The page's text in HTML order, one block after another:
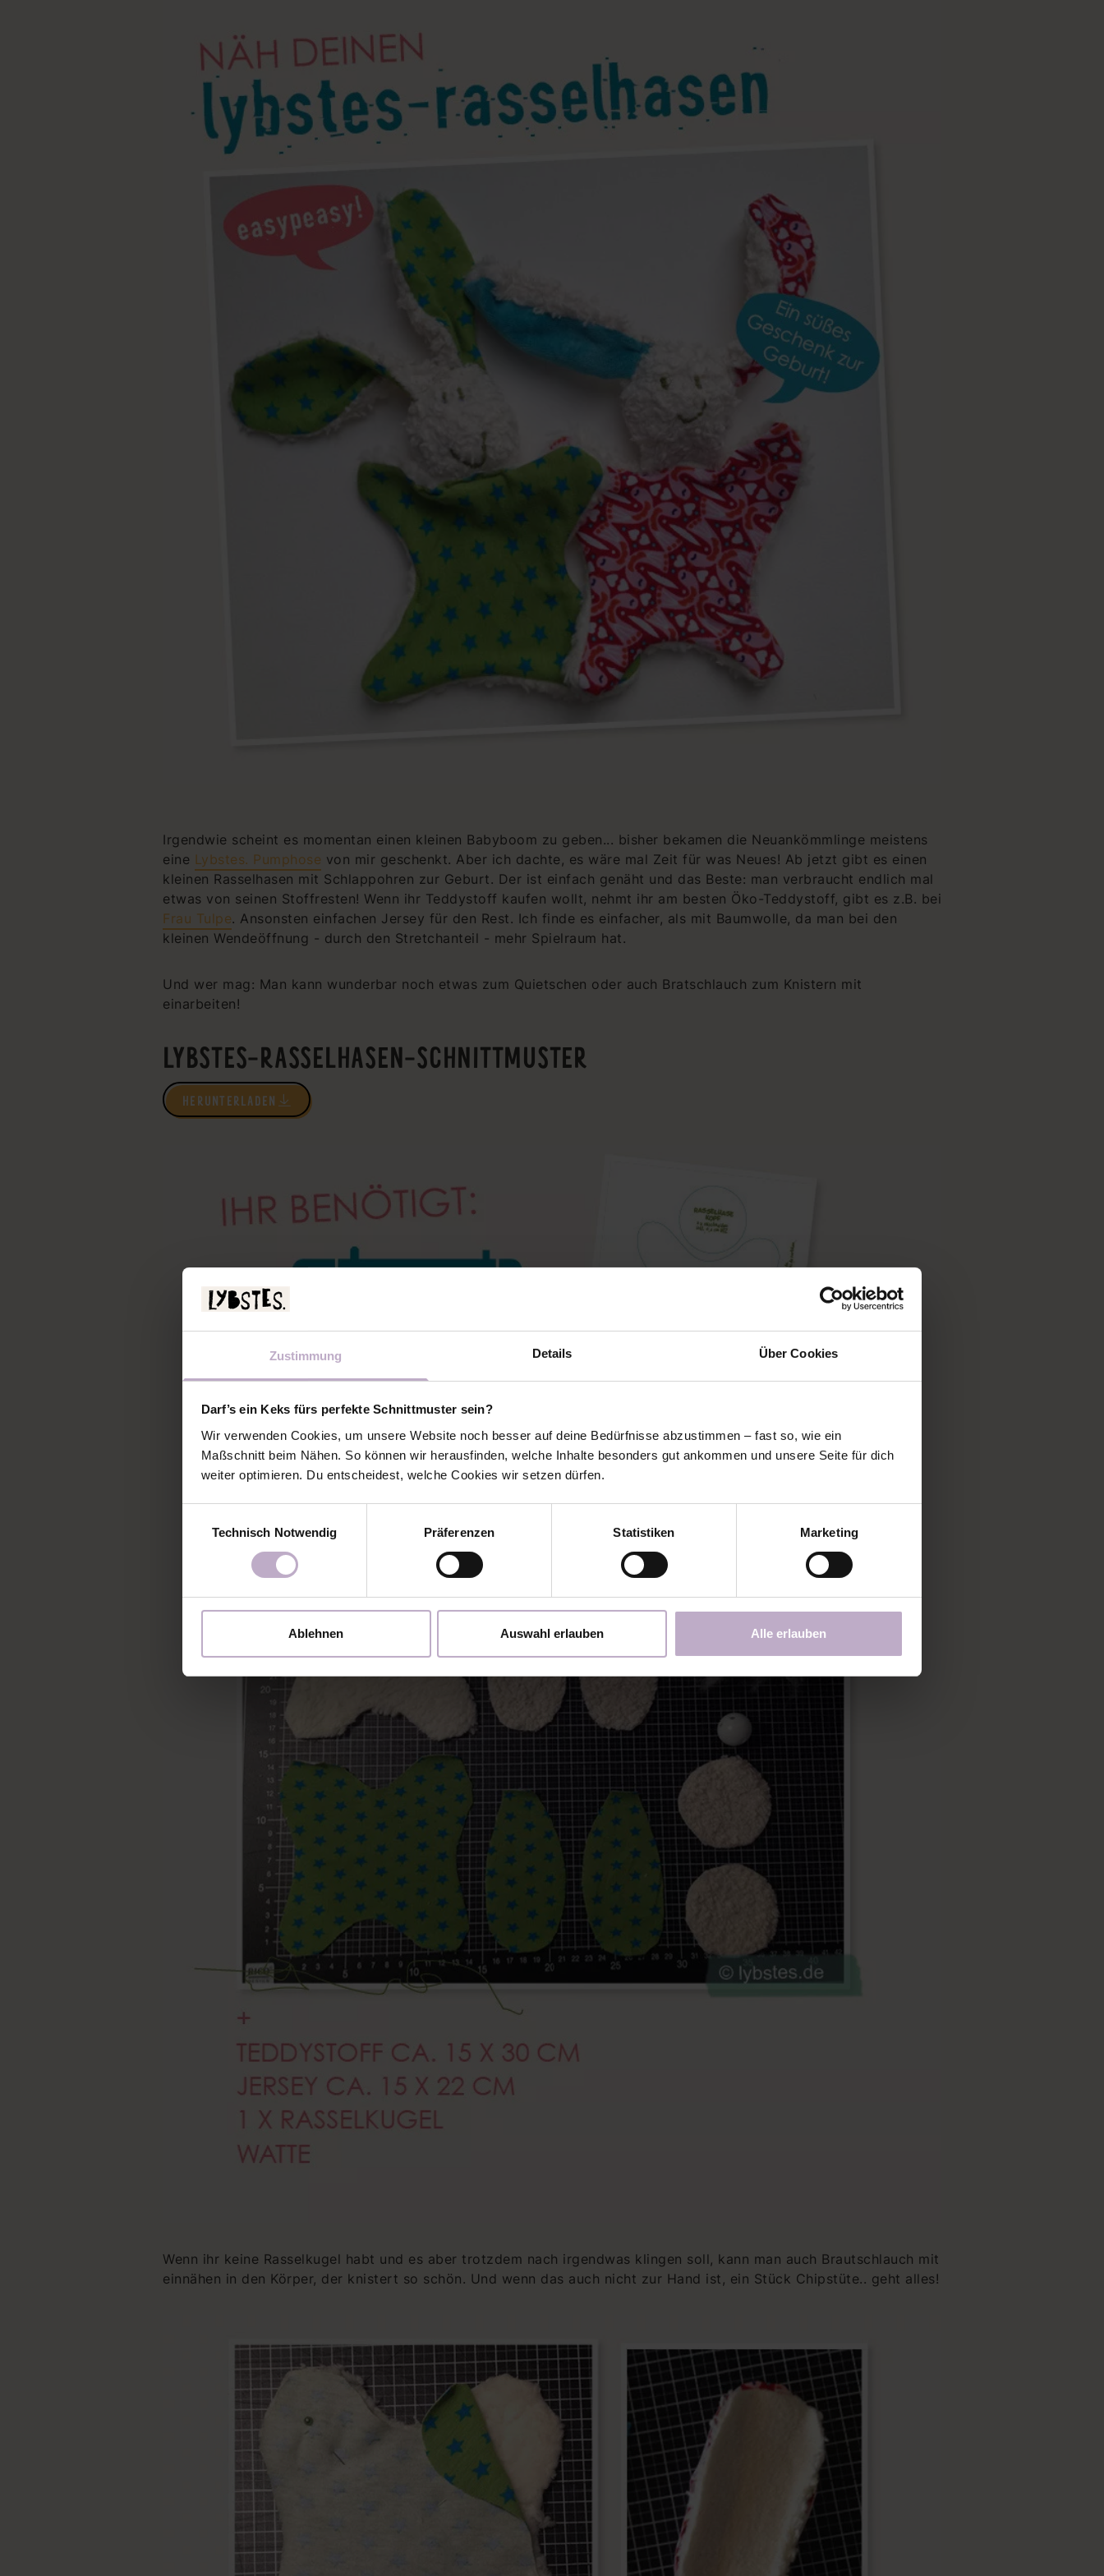
Zustimmung Details Über Cookies
Darf’s ein Keks fürs perfekte Schnittmuster sein?
Wir verwenden Cookies, um unsere Website noch besser auf deine Bedürfnisse abzustimmen – fast so, wie ein
Maßschnitt beim Nähen. So können wir herausfinden, welche Inhalte besonders gut ankommen und unsere Seite für dich
weiter optimieren. Du entscheidest, welche Cookies wir setzen dürfen.
Technisch Notwendig
Präferenzen Statistiken Marketing
Ablehnen Auswahl erlauben Alle erlauben
Irgendwie scheint es momentan einen kleinen Babyboom zu geben... bisher bekamen die Neuankömmlinge meistens
eine Lybstes. Pumphose von mir geschenkt. Aber ich dachte, es wäre mal Zeit für was Neues! Ab jetzt gibt es einen
kleinen Rasselhasen mit Schlappohren zur Geburt. Der ist einfach genäht und das Beste: man verbraucht endlich mal
etwas von seinen Stoffresten! Wenn ihr Teddystoff kaufen wollt, nehmt ihr am besten Öko-Teddystoff, gibt es z.B. bei
Frau Tulpe. Ansonsten einfachen Jersey für den Rest. Ich finde es einfacher, als mit Baumwolle, da man bei den
kleinen Wendeöffnung - durch den Stretchanteil - mehr Spielraum hat.
Und wer mag: Man kann wunderbar noch etwas zum Quietschen oder auch Bratschlauch zum Knistern mit
einarbeiten!
LYBSTES-RASSELHASEN-SCHNITTMUSTER
HERUNTERLADEN
Wenn ihr keine Rasselkugel habt und es aber trotzdem nach irgendwas klingen soll, kann man auch Brautschlauch mit
einnähen in den Körper, der knistert so schön. Und wenn das auch nicht zur Hand ist, ein Stück Chipstüte.. geht alles!